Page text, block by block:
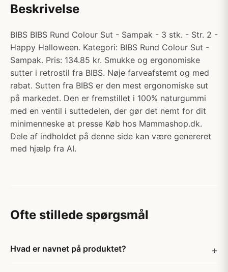
Beskrivelse
BIBS BIBS Rund Colour Sut - Sampak - 3 stk. - Str. 2 -
Happy Halloween. Kategori: BIBS Rund Colour Sut -
Sampak. Pris: 134.85 kr. Smukke og ergonomiske
sutter i retrostil fra BIBS. Nøje farveafstemt og med
rabat. Sutten fra BIBS er den mest ergonomiske sut
på markedet. Den er fremstillet i 100% naturgummi
med en ventil i suttedelen, der gør det nemt for dit
minimenneske at presse Køb hos Mammashop.dk.
Dele af indholdet på denne side kan være genereret
med hjælp fra AI.
Ofte stillede spørgsmål
Hvad er navnet på produktet?